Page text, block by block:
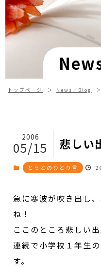
トップページ News／Blog
悲しい
2006
05/15
とうとのひとり言
急に寒波が吹き出し
ね！
ここのところ悲しい
連続で小学校１年生
す。